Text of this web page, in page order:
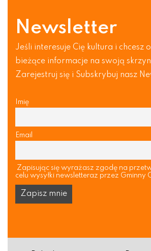
Newsletter
Jeśli interesuje Cię kultura i chcesz
bieżące informacje na swoją
Zarejestruj się i Subskrybuj nasz
Imię
Email
Zapisując się wyrażasz zgodę na
celu wysyłki newsletteraz przez Gminny